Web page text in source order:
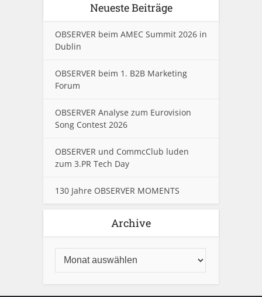
Neueste Beiträge
OBSERVER beim AMEC Summit 2026 in
Dublin
OBSERVER beim 1. B2B Marketing
Forum
OBSERVER Analyse zum Eurovision
Song Contest 2026
OBSERVER und CommcClub luden
zum 3.PR Tech Day
130 Jahre OBSERVER MOMENTS
Archive